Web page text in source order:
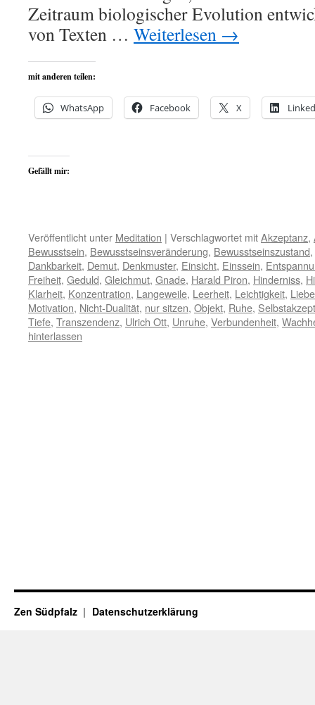
Zeitraum biologischer Evolution
von Texten … Weiterlesen →
mit anderen teilen:
WhatsApp Facebook X
Gefällt mir:
Veröffentlicht unter Meditation | Verschlagwortet mitAkzeptanz,
Bewusstsein, Bewusstseinsveränderung, Bewusstseinszustand,
Dankbarkeit, Demut, Denkmuster, Einsicht, Einssein,
Freiheit, Geduld, Gleichmut, Gnade, Harald Piron, Hinderniss,
Klarheit, Konzentration, Langeweile, Leerheit, Leichtigkeit, Liebe
Motivation, Nicht-Dualität, nur sitzen, Objekt, Ruhe,
Tiefe, Transzendenz, Ulrich Ott, Unruhe, Verbundenheit,
hinterlassen
Zen Südpfalz Datenschutzerklärung